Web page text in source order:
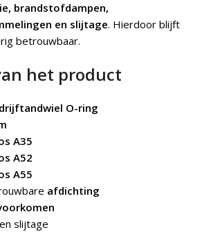
brandstofdampen,
en slijtage. Hierdoor blijft
betrouwbaar.
het product
O-ring
A35
A52
A55
afdichting
slijtage